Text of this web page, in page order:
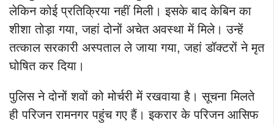
लेकिन कोई प्रतिक्रिया नहीं मिली। इसके बाद केबिन का
शीशा तोड़ा गया, जहां दोनों अचेत अवस्था में मिले। उन्हें
तत्काल सरकारी अस्पताल ले जाया गया, जहां डॉक्टरों ने मृत
घोषित कर दिया।
पुलिस ने दोनों शवों को मोर्चरी में रखवाया है। सूचना मिलते
ही परिजन रामनगर पहुंच गए हैं। इकरार के परिजन आसिफ